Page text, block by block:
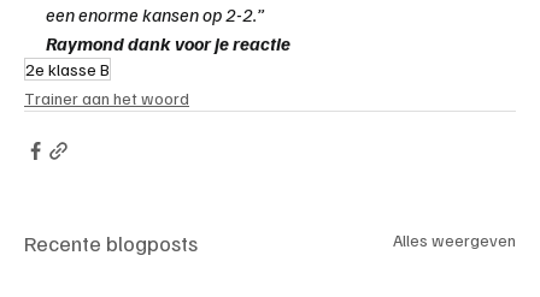
een enorme kansen op 2-2.”
Raymond dank voor je reactie
2e klasse B
Trainer aan het woord
Recente blogposts Alles weergeven